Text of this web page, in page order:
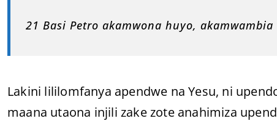
21 Basi Petro akamwona huyo,
Lakini lililomfanya apendwe na Yesu, ni
maana utaona injili zake zote anahimiza